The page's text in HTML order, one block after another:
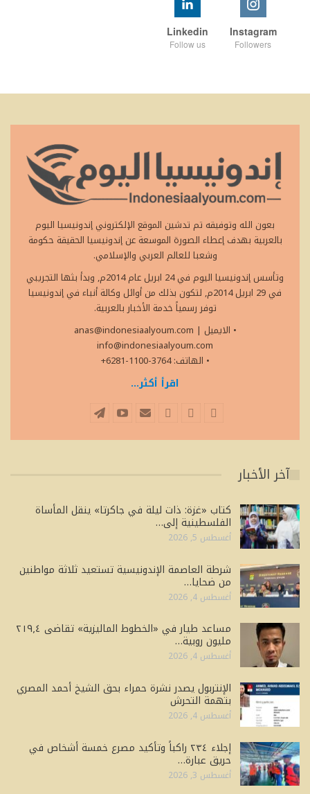
Instagram
Followers
Linkedin
Follow us
بعون الله وتوفيقه تم تدشين الموقع الإلكتروني إندونيسيا اليوم
بالعربية بهدف إعطاء الصورة الموسعة عن إندونيسيا الحقيقة حكومة
وشعبا للعالم العربي والإسلامي.
وتأسس إندونيسيا اليوم في 24 ابريل عام 2014م, وبدأ بثها التجريبي
في 29 ابريل 2014م, لتكون بذلك من أوائل وكالة أنباء في إندونيسيا
توفر رسمياً خدمة الأخبار بالعربية.
• الايميل
anas@indonesiaalyoum.com |
info@indonesiaalyoum.com
• الهاتف: 3764-1100-6281+
اقرأ أكثر...
آخر الأخبار
كتاب «غزة: ذات ليلة في جاكرتا» ينقل المأساة
الفلسطينية إلى…
أغسطس 5, 2026
شرطة العاصمة الإندونيسية تستعيد ثلاثة مواطنين
من ضحايا…
أغسطس 4, 2026
مساعد طيار في «الخطوط الماليزية» تقاضى ٢١٩٫٤
مليون روبية…
أغسطس 4, 2026
الإنتربول يصدر نشرة حمراء بحق الشيخ أحمد المصري
بتهمة التحرش
أغسطس 4, 2026
إجلاء ٢٣٤ راكباً وتأكيد مصرع خمسة أشخاص في
حريق عبارة…
أغسطس 3, 2026